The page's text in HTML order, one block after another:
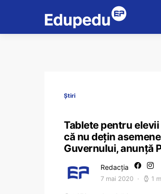
Știri
Tablete pentru
că nu deţin
Guvernului, anunță
Redacția
7 mai 2020 1